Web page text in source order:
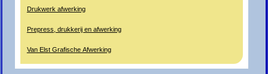
Drukwerk afwerking
Prepress, drukkerij en afwerking
Van Elst Grafische Afwerking